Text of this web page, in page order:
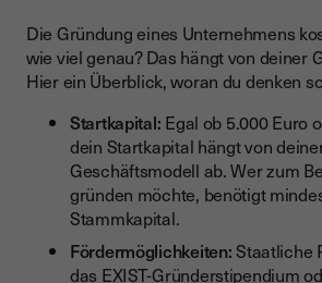
Die Gründung eines Unternehmens
wie viel genau? Das hängt von deiner
Hier ein Überblick, woran du denken
Startkapital: Egal ob 5.000 Euro
dein Startkapital hängt von
Geschäftsmodell ab. Wer zum
gründen möchte, benötigt
Stammkapital.
Fördermöglichkeiten:Staatliche
das EXIST-Gründerstipendium